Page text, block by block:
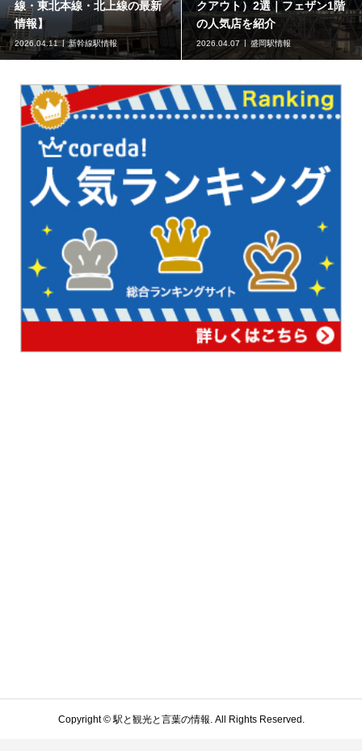
線・東北本線・北上線の最新
情報】
2026.04.11 新幹線駅情報
クアウト）2選｜フェザン1階
の人気店を紹介
2026.04.07 盛岡駅情報
Copyright ©駅と観光と言葉の情報. All Rights Reserved.